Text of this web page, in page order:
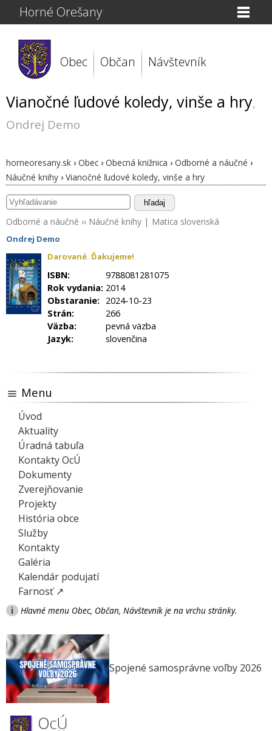
Horné Orešany
Obec Občan Návštevník
Vianočné ľudové koledy, vinše a hry,
Ondrej Demo
horneoresany.sk › Obec › Obecná knižnica › Odborné a náučné ›
Náučné knihy › Vianočné ľudové koledy, vinše a hry
hľadaj
Odborné a náučné ›› Náučné knihy | Matica slovenská
Ondrej Demo
Darované. Ďakujeme!
ISBN:
9788081281075
Rok vydania: 2014
Obstaranie: 2024-10-23
Strán:
266
Väzba:
pevná väzba
Jazyk:
slovenčina
Menu
Úvod
Aktuality
Úradná tabuľa
Kontakty OcÚ
Dokumenty
Zverejňovanie
Projekty
História obce
Služby
Kontakty
Galéria
Kalendár podujatí
Farnosť ↗
i Hlavné menu Obec, Občan, Návštevník je na vrchu stránky.
Spojené samosprávne voľby 2026